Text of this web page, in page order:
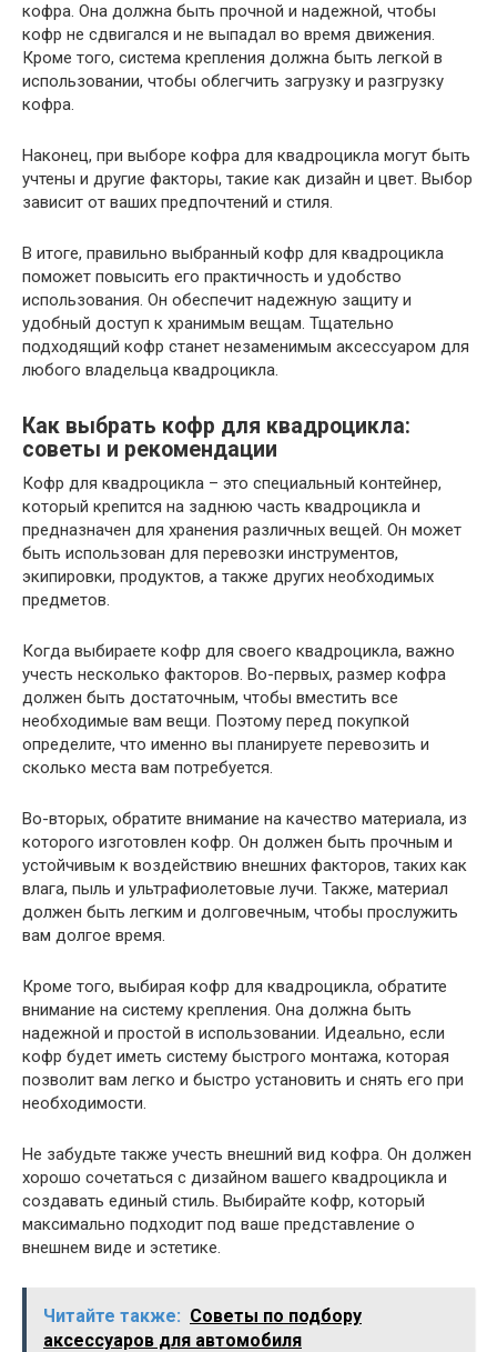
кофра. Она должна быть прочной и надежной, чтобы
кофр не сдвигался и не выпадал во время движения.
Кроме того, система крепления должна быть легкой в
использовании, чтобы облегчить загрузку и разгрузку
кофра.
Наконец, при выборе кофра для квадроцикла могут быть
учтены и другие факторы, такие как дизайн и цвет. Выбор
зависит от ваших предпочтений и стиля.
В итоге, правильно выбранный кофр для квадроцикла
поможет повысить его практичность и удобство
использования. Он обеспечит надежную защиту и
удобный доступ к хранимым вещам. Тщательно
подходящий кофр станет незаменимым аксессуаром для
любого владельца квадроцикла.
Как выбрать кофр для квадроцикла:
советы и рекомендации
Кофр для квадроцикла – это специальный контейнер,
который крепится на заднюю часть квадроцикла и
предназначен для хранения различных вещей. Он может
быть использован для перевозки инструментов,
экипировки, продуктов, а также других необходимых
предметов.
Когда выбираете кофр для своего квадроцикла, важно
учесть несколько факторов. Во-первых, размер кофра
должен быть достаточным, чтобы вместить все
необходимые вам вещи. Поэтому перед покупкой
определите, что именно вы планируете перевозить и
сколько места вам потребуется.
Во-вторых, обратите внимание на качество материала, из
которого изготовлен кофр. Он должен быть прочным и
устойчивым к воздействию внешних факторов, таких как
влага, пыль и ультрафиолетовые лучи. Также, материал
должен быть легким и долговечным, чтобы прослужить
вам долгое время.
Кроме того, выбирая кофр для квадроцикла, обратите
внимание на систему крепления. Она должна быть
надежной и простой в использовании. Идеально, если
кофр будет иметь систему быстрого монтажа, которая
позволит вам легко и быстро установить и снять его при
необходимости.
Не забудьте также учесть внешний вид кофра. Он должен
хорошо сочетаться с дизайном вашего квадроцикла и
создавать единый стиль. Выбирайте кофр, который
максимально подходит под ваше представление о
внешнем виде и эстетике.
Читайте также: Советы по подбору
аксессуаров для автомобиля